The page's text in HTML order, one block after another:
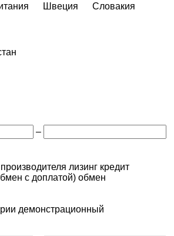
Швеция
Словакия
–
лизинг кредит
с доплатой) обмен
демонстрационный